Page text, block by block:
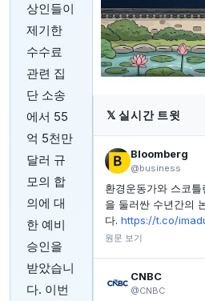
상인들이
제기한
수수료
관련 집
단 소송
에서 55
억 5천만
달러 규
모의 합
의에 대
한 예비
승인을
받았습니
다. 이번
YAHOO FINANCE
브라질, 즉각적인 암호
안 도입
YAHOO FINANCE
YAHOO FINANCE
뱅크 오브 아메리카, 애
YAHOO FINANCE
퍼블릭스, 우려스러운
YAHOO FINANCE
지난달 샌디스크 주가
YAHOO FINANCE
Koppers 2분기 실적 발
𝕏 실시간 트윗
Bloomberg
@business
환경운동가와 스코
을 둘러싼 수년간의
다. https://t.co/
원문 보기
CNBC
@CNBC